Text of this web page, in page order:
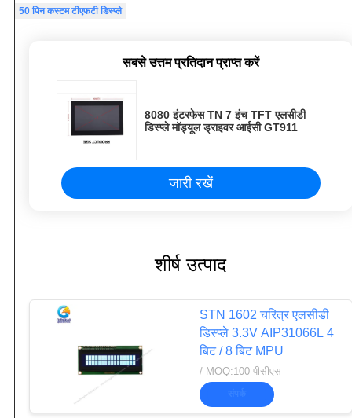
50 पिन कस्टम टीएफटी डिस्प्ले
सबसे उत्तम प्रतिदान प्राप्त करें
8080 इंटरफेस TN 7 इंच TFT एलसीडी
डिस्प्ले मॉड्यूल ड्राइवर आईसी GT911
जारी रखें
शीर्ष उत्पाद
STN 1602 चरित्र एलसीडी
डिस्प्ले 3.3V AIP31066L 4
बिट / 8 बिट MPU
/ MOQ:100 पीसीएस